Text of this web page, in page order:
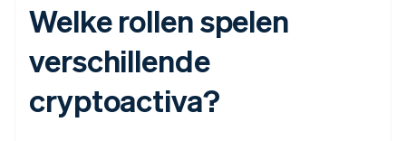
Welke rollen spelen
verschillende
cryptoactiva?